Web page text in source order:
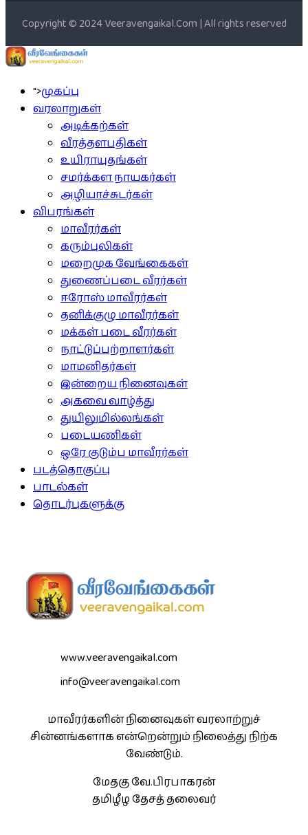
Copyright © 2024 Veeravengaikal.Com | All rights reserved
">முகப்பு
வரலாறுகள்
அடிக்கற்கள்
வீரத்தளபதிகள்
உயிராயுதங்கள்
சமர்க்கள நாயகர்கள்
அழியாச்சுடர்கள்
விபரங்கள்
மாவீரர்கள்
கரும்புலிகள்
மறைமுக வேங்கைகள்
துணைப்படை வீரர்கள்
ஈரோஸ் மாவீரர்கள்
தனிக்குழு மாவீரர்கள்
மக்கள் படை வீரர்கள்
நாட்டுப்பற்றாளர்கள்
மாமனிதர்கள்
இன்றைய நினைவுகள்
அகவை வாழ்த்து
துயிலுமில்லங்கள்
படையணிகள்
ஒரே குடும்ப மாவீரர்கள்
படத்தொகுப்பு
பாடல்கள்
தொடர்புகளுக்கு
www.veeravengaikal.com
info@veeravengaikal.com
மாவீரர்களின் நினைவுகள் வரலாற்றுச்
சின்னங்களாக என்றென்றும் நிலைத்து நிற்க
வேண்டும்.
மேதகு வே.பிரபாகரன்
தமிழீழ தேசத் தலைவர்